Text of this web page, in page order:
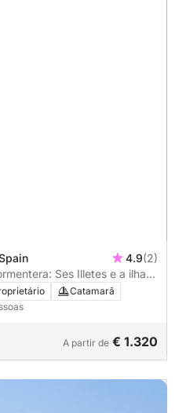
4.9(2)
Ses Illetes e a ilha
Catamarã
A partir de € 1.320